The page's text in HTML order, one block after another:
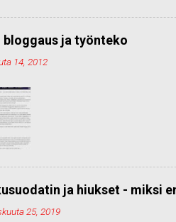
bloggaus ja työnteko
14, 2012
ja hiukset - miksi
25, 2019